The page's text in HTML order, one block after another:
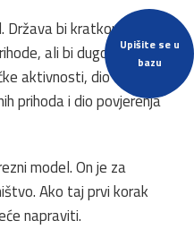
Upišite se u
bazu
bi kratkoročno
ali bi dugoročno
aktivnosti, dio
prihoda i dio povjerenja
model. On je za
Ako taj prvi korak
napraviti.